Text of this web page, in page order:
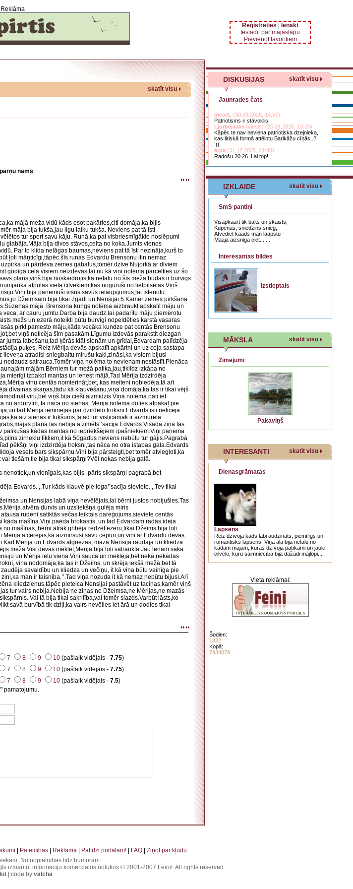
Reklāma
Reģistrēties
Ienākt
Iestādīt par mājaslapu
Pievienot favorītiem
skatīt visu
nams
mājā meža vidū kāds esot pakāries,citi domāja,ka bijis
māja bija tukša,jau ilgu laiku tukša. Neviens pat tā īsti
tur spert savu kāju. Runā,ka pat visbriesmīgākie noslēpumi
glabāja.Māja bija divos stāvos,celta no koka.Jumts vienos
Par to klīda nelāgas baumas,neviens pat tā īsti nezināja,kurš to
ļoti māņticīgi,tāpēc šīs runas Edvardu Brensonu itin nemaz
un pārdeva zemes gabalus,tomēr dzīve Ņujorkā ar diviem
godīgā ceļā visiem neizdevās,lai nu kā viņi nolēma pārcelties uz šo
plāns,viņš bija noskaidrojis,ka netālu no šīs meža būdas ir burvīgs
atpūtas vietā cilvēkiem,kas noguruši no lielpilsētas.Viņš
bija paņēmuši visus savus ietaupījumus,lai īstenotu
Džeimsam bija tikai 7gadi un Nensijai 5.Kamēr zemes pirkšana
mājā. Brensona kungs nolēma aizbraukt apskatīt māju un
ar cauru jumtu.Darba bija daudz,lai padarītu māju piemērotu
mežs un ezerā noteikti būtu burvīgi nopeldēties karstā vasaras
pirkt pamesto māju,kāda vecāka kundze pat centās Brensonu
viņš neticēja šīm pasakām.Līgumu izdevās parakstīt diezgan
jumta labošanu,tad ķērās klāt sienām un grīdai,Edvardam palīdzēja
puķes. Reiz Mērija devās apskatīt apkārtni un uz ceļa sastapa
atradīsi sniegbaltu mirušu kaķi,zināsi,ka visiem bijusi
nedaudz satrauca.Tomēr viņa nolēma to nevienam nestāstīt.Pienāca
mājām.Bērniem tur mežā patika,jau,tiklīdz izkāpa no
mierīgi izpakot mantas un ienest mājā.Tad Mērija izdzirdēja
viņu centās nomierināt,bet, kas meiteni nobiedēja,tā arī
dīvainas skaņas,tādu kā klauvēšanu,viņa domāja,ka tas ir tikai vējš
vīru,bet viņš bija cieši aizmidzis.Viņa nolēma pati iet
no ārdurvīm, tā nāca no sienas. Mērija nolēma doties atpakaļ pie
tad Mērija ieminējās par dzirdēto troksni.Edvards īsti neticēja
aiz sienas ir tukšums,tātad tur visticamāk ir aizmūrēta
plānā tas nebija atzīmēts’’sacīja Edvards.Visādā ziņā tas
kādas mantas no iepriekšējiem īpašniekiem.Viņi paņēma
zirnekļu tīkliem,it kā 50gadus neviens nebūtu tur gājis.Pagrabā
pēkšņi viņi izdzirdēja troksni,tas nāca no otra istabas gala.Edvards
vesels bars sikspārņu.Viņi bija pārsteigti,bet tomēr atviegloti,ka
tiešām tie bija tikai sikspārņi?Vēl nekas nebija galā.
vienīgais,kas bijis- pāris sikspārņi pagrabā,bet
Edvards. ,,Tur kāds klauvē pie loga’’sacīja sieviete. ,,Tev tikai
un Nensijas labā viņa nevēlējais,lai bērni justos nobijušies.Tas
atvēra durvis un uzsliekšņa gulēja miris
rudenī satiktās večas teiktais pareģojums,sieviete centās
mašīna.Viņi paēda brokastis, un tad Edvardam radās ideja
mašīnas, bērni ātrāk gribēja redzēt ezeru,tikai Džeims bija ļoti
atcerējās,ka aizmirsusi savu cepuri,un viņi ar Edvardu devās
Mērija un Edvards atgriezās, mazā Nensija raudāja un kliedza
mežā.Visi devās meklēt,Mērija bija ļoti satraukta.Jau lēnām sāka
un Mērija ietu viena.Viņi sauca un meklēja,bet nekā,nekādas
viņa nodomāja,ka tas ir Džeims, un skrēja iekšā mežā,bet tā
savaldību un kliedza un večiņu, it kā viņa būtu vainīga pie
man ir taisnība.’’.Tad viņa nozuda it kā nemaz nebūtu bijusi.Arī
kliedzienus,tāpēc pieteica Nensijai pastāvēt uz taciņas,kamēr viņš
tur vairs nebija.Nebija ne ziņas ne Džeimsa,ne Mērijas,ne mazās
Vai tā bija tikai sakritība,vai tomēr slazds.Varbūt lāsts,ko
savā burvībā tik dziļi,ka vairs nevēlies iet ārā un dodies tikai
7 8 9 10 (pašlaik vidējais - 7.75)
7 8 9 10 (pašlaik vidējais - 7.75)
7 8 9 10 (pašlaik vidējais - 7.5)
pamatojumu.
DISKUSIJAS skatīt visu
Jaunrades čats
IneseL (30.03.2026, 14:37)
Patriotisms ir stāvoklis
Ljurbejaaks (viesis) (25.01.2026, 13:20)
Kāpēc te nav neviena patriotiska dzejnieka,
kas liriskā formā attēlotu Barikāžu cīņās..?
:((
arpa (31.12.2025, 21:48)
Radošu 20 26. Lai top!
IZKLAIDE skatīt visu
SmS pantiņi
Visapkaart tik balts un skaists,
Kupenas, sniedzins snieg,
Atvediet kaads man laapstu -
Maaja aizsniga ciet... ...
Interesantas bildes
Izstieptais
MĀKSLA skatīt visu
Zīmējumi
Pakaviņš
INTERESANTI skatīt visu
Dienasgrāmatas
Lapsēns
Reiz dzīvoja kāds labi audzināts, piemīlīgs un
romantisks lapsēns. Viņa ala bija netālu no
kādām mājām, kurās dzīvoja patīkami un jauki
cilvēki, kuru saimniecībā bija dažādi mājlopi...
Vieta reklāmai:
Šodien:
1332
Kopā:
7934079
Pateicības Reklāma Palīdzi portālam! FAQ
Ziņot par kļūdu
No nopietnības līdz humoram.
izmantot informāciju komerciālos nolūkos © 2001-2007 Feini!. All rights reserved.
| code by valcha